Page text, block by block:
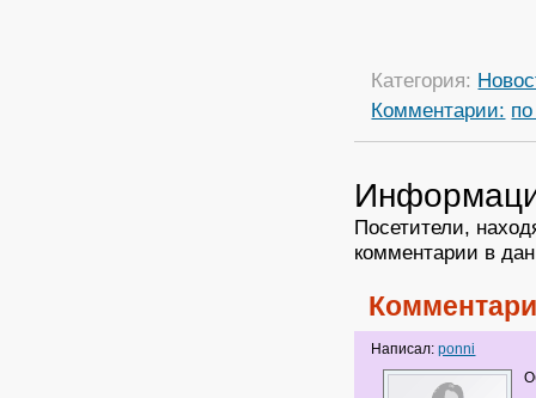
Категория:
Комментарии:
Посетители,
комментарии в
Написал:ponni